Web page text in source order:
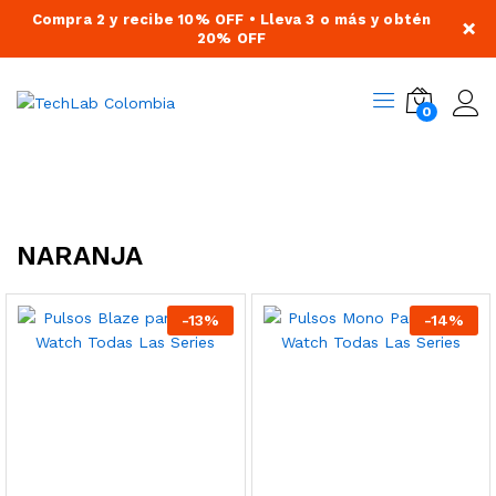
Compra 2 y recibe 10% OFF • Lleva 3 o más y obtén
20% OFF
×
0
NARANJA
-13% -14%